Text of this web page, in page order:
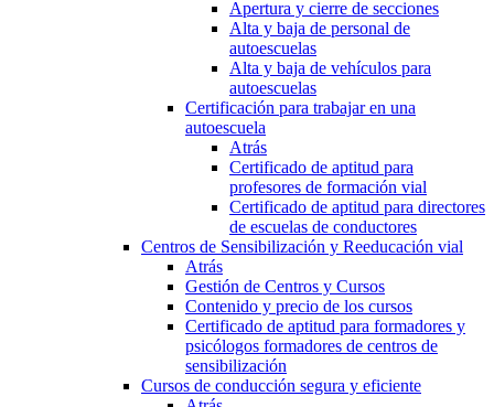
Apertura y cierre de secciones
Alta y baja de personal de
autoescuelas
Alta y baja de vehículos para
autoescuelas
Certificación para trabajar en una
autoescuela
Atrás
Certificado de aptitud para
profesores de formación vial
Certificado de aptitud para directores
de escuelas de conductores
Centros de Sensibilización y Reeducación vial
Atrás
Gestión de Centros y Cursos
Contenido y precio de los cursos
Certificado de aptitud para formadores y
psicólogos formadores de centros de
sensibilización
Cursos de conducción segura y eficiente